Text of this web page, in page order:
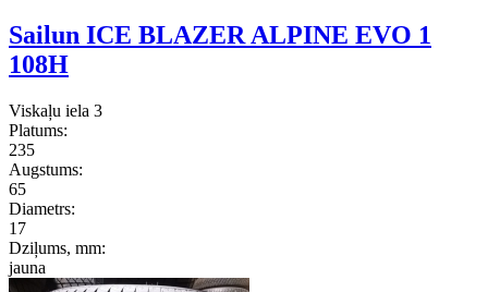
Sailun ICE BLAZER ALPINE EVO 1
108H
Viskaļu iela 3
Platums:
235
Augstums:
65
Diametrs:
17
Dziļums, mm:
jauna